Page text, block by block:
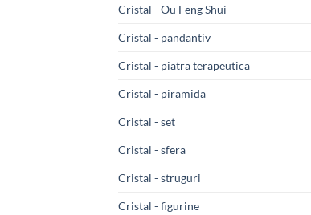
Cristal - Ou Feng Shui
Cristal - pandantiv
Cristal - piatra terapeutica
Cristal - piramida
Cristal - set
Cristal - sfera
Cristal - struguri
Cristal - figurine